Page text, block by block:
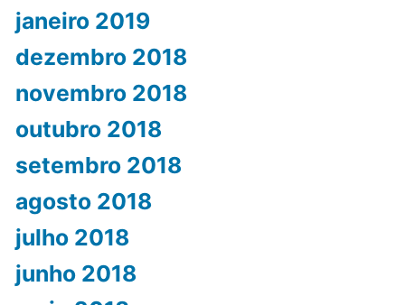
janeiro 2019
dezembro 2018
novembro 2018
outubro 2018
setembro 2018
agosto 2018
julho 2018
junho 2018